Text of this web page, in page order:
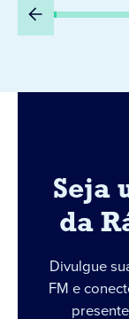
Seja
da
Divulgue
FM e